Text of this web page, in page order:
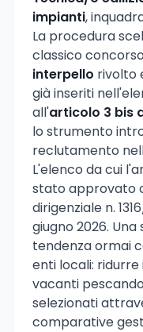
impianti,
La procedura
classico
interpello rivolto
già inseriti
all'articolo 3 bis
lo strumento
reclutamento
L'elenco da cui
stato approvato
dirigenziale n.
giugno 2026.
tendenza ormai
enti locali:
vacanti
selezionati
comparative